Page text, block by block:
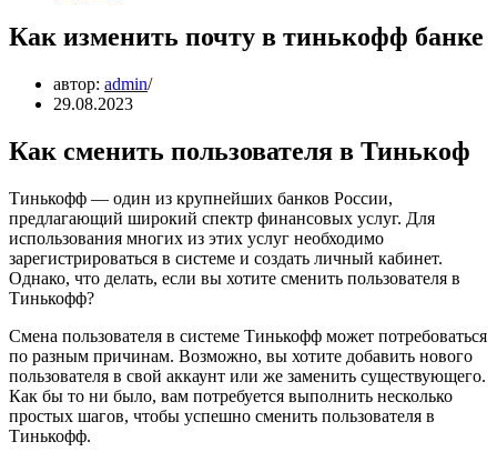
Как изменить почту в тинькофф банке
автор: admin
29.08.2023
Как сменить пользователя в Тинькоф
Тинькофф — один из крупнейших банков России,
предлагающий широкий спектр финансовых услуг. Для
использования многих из этих услуг необходимо
зарегистрироваться в системе и создать личный кабинет.
Однако, что делать, если вы хотите сменить пользователя в
Тинькофф?
Смена пользователя в системе Тинькофф может потребоваться
по разным причинам. Возможно, вы хотите добавить нового
пользователя в свой аккаунт или же заменить существующего.
Как бы то ни было, вам потребуется выполнить несколько
простых шагов, чтобы успешно сменить пользователя в
Тинькофф.